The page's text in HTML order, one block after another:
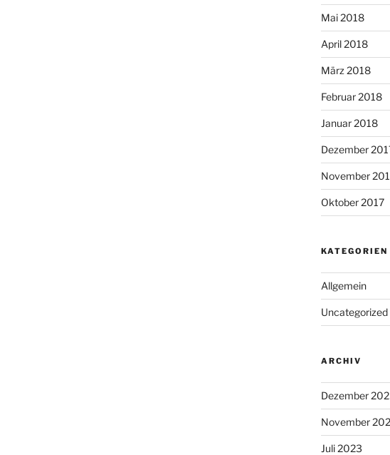
Mai 2018
April 2018
März 2018
Februar 2018
Januar 2018
Dezember
November
Oktober 2017
KATEGORIEN
Allgemein
Uncategorized
ARCHIV
Dezember
November
Juli 2023